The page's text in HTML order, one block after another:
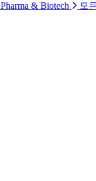
Pharma & Biotech
모